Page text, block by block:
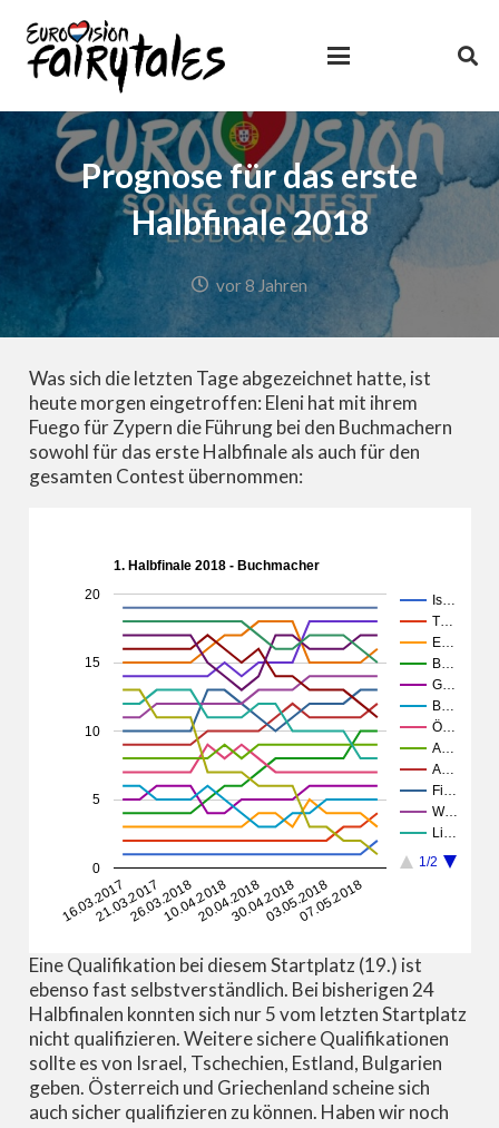
Prognose für das erste
Halbfinale 2018
vor 8 Jahren
Was sich die letzten Tage abgezeichnet hatte, ist
heute morgen eingetroffen: Eleni hat mit ihrem
Fuego für Zypern die Führung bei den Buchmachern
sowohl für das erste Halbfinale als auch für den
gesamten Contest übernommen:
1. Halbfinale 2018 - Buchmacher
Is…
T…
E…
B…
G…
B…
Ö…
A…
A…
Fi…
W…
Li…
1/2
16.03.2017
21.03.201726.03.201810.04.201820.04.201830.04.201803.05.201807.05.2018
0
5
10
15
20
Eine Qualifikation bei diesem Startplatz (19.) ist
ebenso fast selbstverständlich. Bei bisherigen 24
Halbfinalen konnten sich nur 5 vom letzten Startplatz
nicht qualifizieren. Weitere sichere Qualifikationen
sollte es von Israel, Tschechien, Estland, Bulgarien
geben. Österreich und Griechenland scheine sich
auch sicher qualifizieren zu können. Haben wir noch